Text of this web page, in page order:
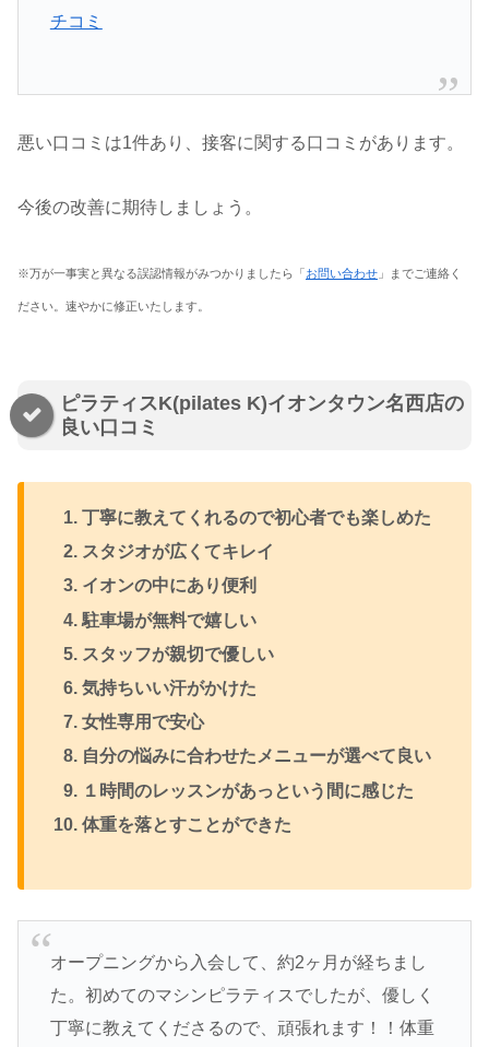
チコミ
悪い口コミは1件あり、接客に関する口コミがあります。
今後の改善に期待しましょう。
※万が一事実と異なる誤認情報がみつかりましたら「お問い合わせ 」までご連絡く
ださい。速やかに修正いたします。
ピラティスK(pilates K)イオンタウン名西店の
良い口コミ
丁寧に教えてくれるので初心者でも楽しめた
スタジオが広くてキレイ
イオンの中にあり便利
駐車場が無料で嬉しい
スタッフが親切で優しい
気持ちいい汗がかけた
女性専用で安心
自分の悩みに合わせたメニューが選べて良い
１時間のレッスンがあっという間に感じた
体重を落とすことができた
オープニングから入会して、約2ヶ月が経ちまし
た。初めてのマシンピラティスでしたが、優しく
丁寧に教えてくださるので、頑張れます！！体重